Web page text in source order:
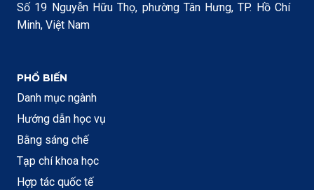
Số 19 Nguyễn Hữu Thọ, phường Tân Hưng, TP. Hồ Chí
Minh, Việt Nam
PHỔ BIẾN
Danh mục ngành
Hướng dẫn học vụ
Bằng sáng chế
Tạp chí khoa học
Hợp tác quốc tế